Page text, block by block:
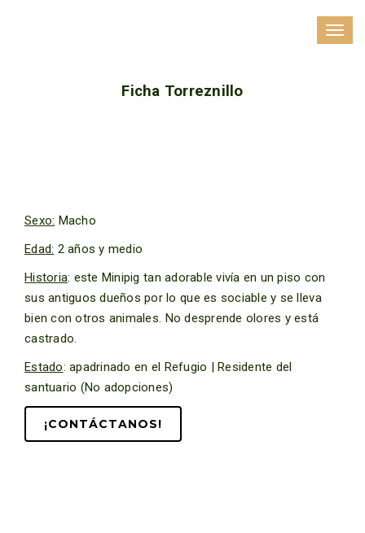
Ficha Torreznillo
Sexo: Macho
Edad: 2 años y medio
Historia: este Minipig tan adorable vivía en un piso con
sus antiguos dueños por lo que es sociable y se lleva
bien con otros animales. No desprende olores y está
castrado.
Estado: apadrinado en el Refugio | Residente del
santuario (No adopciones)
¡CONTÁCTANOS!